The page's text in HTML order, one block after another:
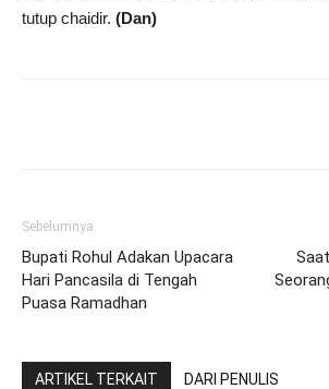
tutup chaidir. (Dan)
Sebelumnya
Bupati Rohul Adakan Upacara
Hari Pancasila di Tengah
Puasa Ramadhan
ARTIKEL TERKAIT DARI PENULIS